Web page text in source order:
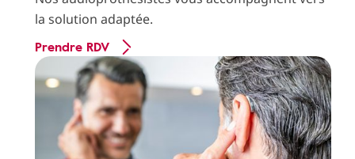
la solution adaptée.
Prendre RDV